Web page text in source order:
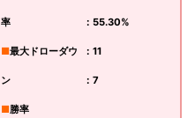
率
■最大ドローダウ
ン
■勝率
：55.30%
：11
：7